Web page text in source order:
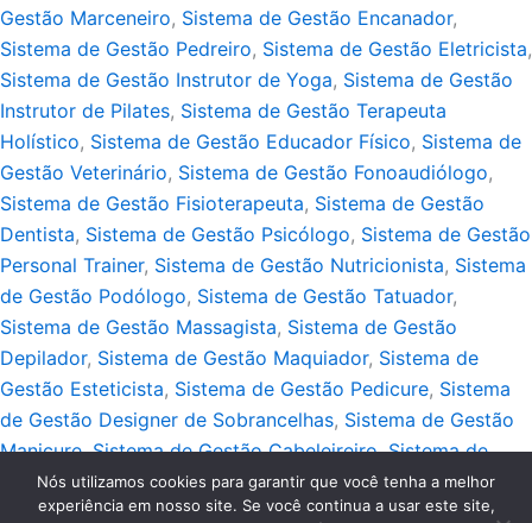
Gestão Marceneiro, Sistema de Gestão Encanador,
Sistema de Gestão Pedreiro, Sistema de Gestão Eletricista,
Sistema de Gestão Instrutor de Yoga, Sistema de Gestão
Instrutor de Pilates, Sistema de Gestão Terapeuta
Holístico, Sistema de Gestão Educador Físico, Sistema de
Gestão Veterinário, Sistema de Gestão Fonoaudiólogo,
Sistema de Gestão Fisioterapeuta, Sistema de Gestão
Dentista, Sistema de Gestão Psicólogo, Sistema de Gestão
Personal Trainer, Sistema de Gestão Nutricionista, Sistema
de Gestão Podólogo, Sistema de Gestão Tatuador,
Sistema de Gestão Massagista, Sistema de Gestão
Depilador, Sistema de Gestão Maquiador, Sistema de
Gestão Esteticista, Sistema de Gestão Pedicure, Sistema
de Gestão Designer de Sobrancelhas, Sistema de Gestão
Manicure,Sistema de Gestão Cabeleireiro,Sistema de
Gestão Barbeiro ,Sistema de Gestão Guincho
Nós utilizamos cookies para garantir que você tenha a melhor
experiência em nosso site. Se você continua a usar este site,